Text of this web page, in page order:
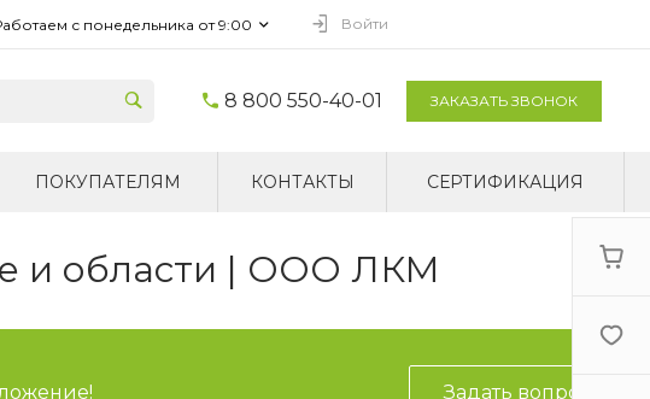
с понедельника от 9:00 Войти
8 800 550-40-01 ЗАКАЗАТЬ ЗВОНОК
ПОКУПАТЕЛЯМ КОНТАКТЫ СЕРТИФИКАЦИЯ
и области | ООО ЛКМ
Задать вопрос